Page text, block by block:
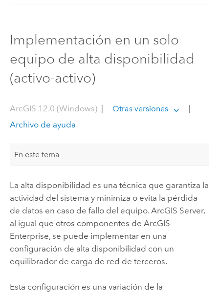
Implementación en un solo
equipo de alta disponibilidad
(activo-activo)
ArcGIS 12.0 (Windows)| Otras versiones
Archivo de ayuda
En este tema
La alta disponibilidad es una técnica que garantiza la
actividad del sistema y minimiza o evita la pérdida
de datos en caso de fallo del equipo. ArcGIS Server,
al igual que otros componentes de ArcGIS
Enterprise, se puede implementar en una
configuración de alta disponibilidad con un
equilibrador de carga de red de terceros.
Esta configuración es una variación de la